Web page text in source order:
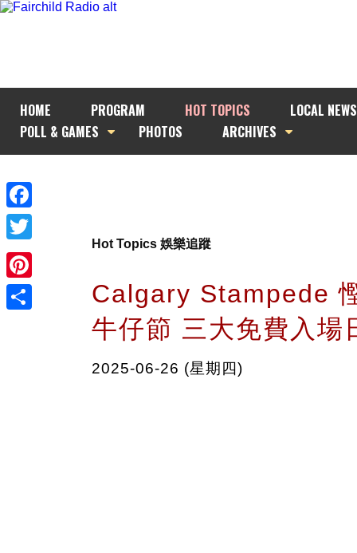
HOME PROGRAM HOT TOPICS
LOCAL NEWS
POLL & GAMES
PHOTOS ARCHIVES
Facebook
Twitter
Pinterest
Hot Topics 娛樂追蹤
Calgary Stampede
牛仔節 三大免費入場
2025-06-26 (星期四)